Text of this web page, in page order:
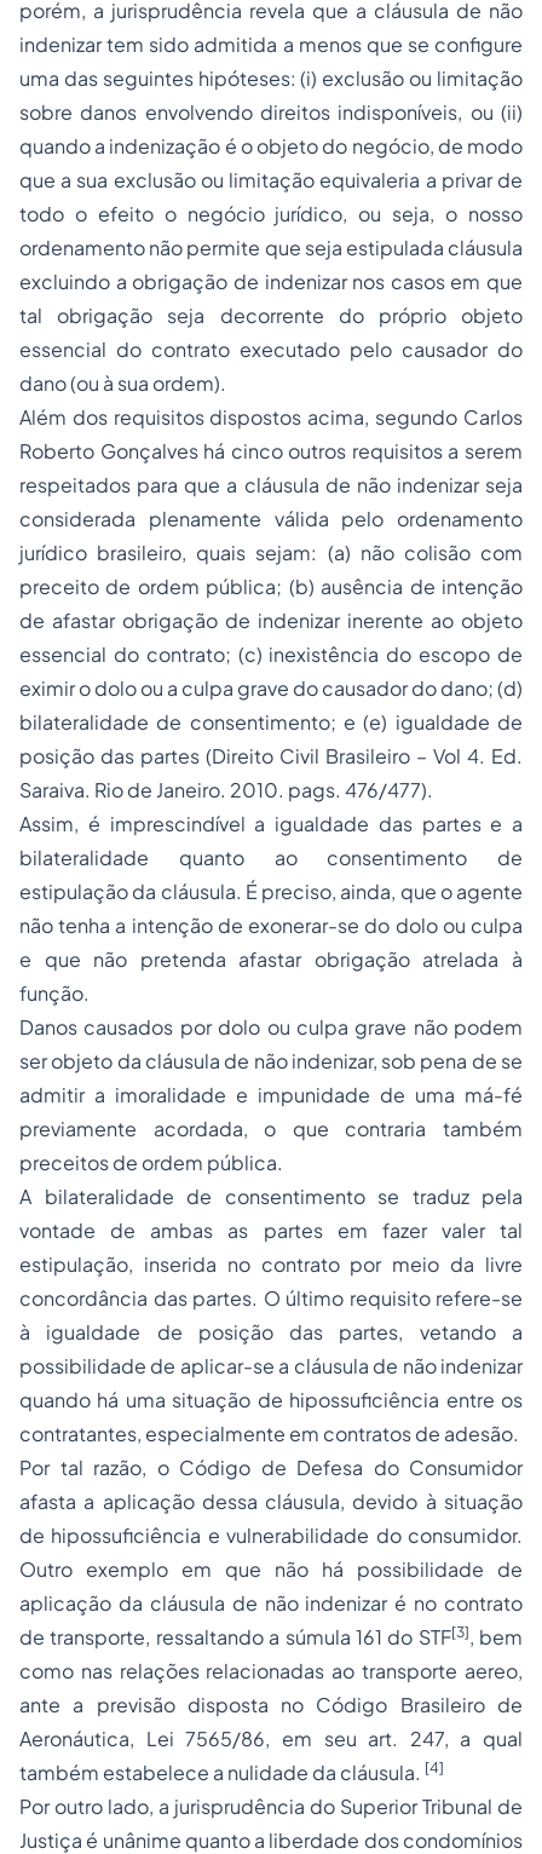
porém, a jurisprudência revela que a cláusula de não
indenizar tem sido admitida a menos que se configure
uma das seguintes hipóteses: (i) exclusão ou limitação
sobre danos envolvendo direitos indisponíveis, ou (ii)
quando a indenização é o objeto do negócio, de modo
que a sua exclusão ou limitação equivaleria a privar de
todo o efeito o negócio jurídico, ou seja, o nosso
ordenamento não permite que seja estipulada cláusula
excluindo a obrigação de indenizar nos casos em que
tal obrigação seja decorrente do próprio objeto
essencial do contrato executado pelo causador do
dano (ou à sua ordem).
Além dos requisitos dispostos acima, segundo Carlos
Roberto Gonçalves há cinco outros requisitos a serem
respeitados para que a cláusula de não indenizar seja
considerada plenamente válida pelo ordenamento
jurídico brasileiro, quais sejam: (a) não colisão com
preceito de ordem pública; (b) ausência de intenção
de afastar obrigação de indenizar inerente ao objeto
essencial do contrato; (c) inexistência do escopo de
eximir o dolo ou a culpa grave do causador do dano; (d)
bilateralidade de consentimento; e (e) igualdade de
posição das partes (Direito Civil Brasileiro – Vol 4. Ed.
Saraiva. Rio de Janeiro. 2010. pags. 476/477).
Assim, é imprescindível a igualdade das partes e a
bilateralidade quanto ao consentimento de
estipulação da cláusula. É preciso, ainda, que o agente
não tenha a intenção de exonerar-se do dolo ou culpa
e que não pretenda afastar obrigação atrelada à
função.
Danos causados por dolo ou culpa grave não podem
ser objeto da cláusula de não indenizar, sob pena de se
admitir a imoralidade e impunidade de uma má-fé
previamente acordada, o que contraria também
preceitos de ordem pública.
A bilateralidade de consentimento se traduz pela
vontade de ambas as partes em fazer valer tal
estipulação, inserida no contrato por meio da livre
concordância das partes. O último requisito refere-se
à igualdade de posição das partes, vetando a
possibilidade de aplicar-se a cláusula de não indenizar
quando há uma situação de hipossuficiência entre os
contratantes, especialmente em contratos de adesão.
Por tal razão, o Código de Defesa do Consumidor
afasta a aplicação dessa cláusula, devido à situação
de hipossuficiência e vulnerabilidade do consumidor.
Outro exemplo em que não há possibilidade de
aplicação da cláusula de não indenizar é no contrato
de transporte, ressaltando a súmula 161 do STF[3], bem
como nas relações relacionadas ao transporte aereo,
ante a previsão disposta no Código Brasileiro de
Aeronáutica, Lei 7565/86, em seu art. 247, a qual
também estabelece a nulidade da cláusula. [4]
Por outro lado, a jurisprudência do Superior Tribunal de
Justiça é unânime quanto a liberdade doscondomínios